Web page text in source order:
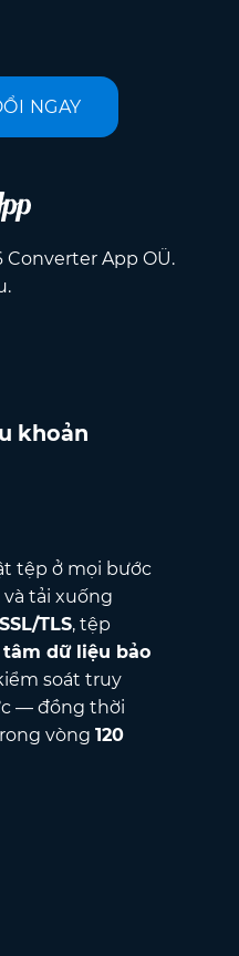
NGAY
Converter App OÜ.
khoản
tệp ở mọi bước
tải xuống
TLS, tệp
dữ liệu bảo
soát truy
— đồng thời
vòng 120